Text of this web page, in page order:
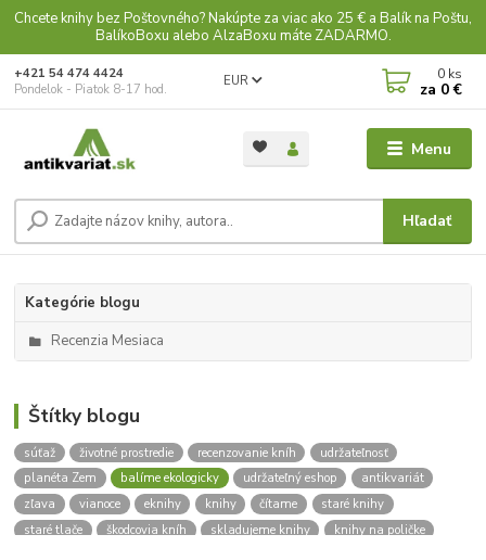
Chcete knihy bez Poštovného? Nakúpte za viac ako 25 € a Balík na Poštu,
BalíkoBoxu alebo AlzaBoxu máte ZADARMO.
Menu
EUR
Hľadať
+421 54 474 4424
Pondelok - Piatok 8-17 hod.
0 ks
za 0 €
Kategórie blogu
Recenzia Mesiaca
Štítky blogu
súťaž životné prostredie recenzovanie kníh
udržateľnosť
planéta Zem
balíme ekologicky udržateľný eshop
antikvariát
zľava
vianoce eknihy knihy čítame
staré knihy
staré tlače
škodcovia kníh skladujeme knihy
knihy na poličke